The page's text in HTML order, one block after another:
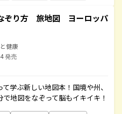
ぞり方 旅地図 ヨーロッパ
健康
発売
学ぶ新しい地図本！国境や州、
地図をなぞって脳もイキイキ！